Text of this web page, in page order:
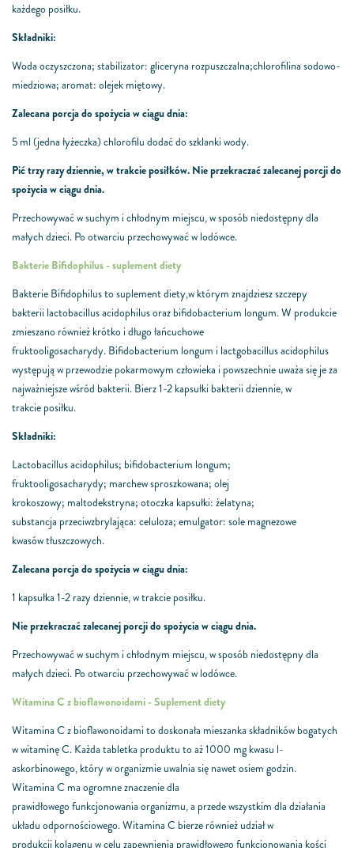
każdego posiłku.
Składniki:
Woda oczyszczona; stabilizator: gliceryna rozpuszczalna;chlorofilina sodowo-
miedziowa; aromat: olejek miętowy.
Zalecana porcja do spożycia w ciągu dnia:
5 ml (jedna łyżeczka) chlorofilu dodać do szklanki wody.
Pić trzy razy dziennie, w trakcie posiłków. Nie przekraczać zalecanej porcji do
spożycia w ciągu dnia.
Przechowywać w suchym i chłodnym miejscu, w sposób niedostępny dla
małych dzieci. Po otwarciu przechowywać w lodówce.
Bakterie Bifidophilus - suplement diety
Bakterie Bifidophilus to suplement diety,w którym znajdziesz szczepy
bakterii lactobacillus acidophilus oraz bifidobacterium longum. W produkcie
zmieszano również krótko i długo łańcuchowe
fruktooligosacharydy. Bifidobacterium longum i lactgobacillusacidophilus
występują w przewodzie pokarmowym człowieka i powszechnie uważa się je za
najważniejsze wśród bakterii. Bierz 1-2 kapsułki bakterii dziennie, w
trakcie posiłku.
Składniki:
Lactobacillus acidophilus; bifidobacterium longum;
fruktooligosacharydy; marchew sproszkowana; olej
krokoszowy; maltodekstryna; otoczka kapsułki: żelatyna;
substancja przeciwzbrylająca: celuloza; emulgator: sole magnezowe
kwasówtłuszczowych.
Zalecana porcja do spożycia w ciągu dnia:
1 kapsułka 1-2 razy dziennie, w trakcie posiłku.
Nie przekraczać zalecanej porcji do spożycia w ciągu dnia.
Przechowywać w suchym i chłodnym miejscu, w sposób niedostępny dla
małych dzieci. Po otwarciu przechowywać w lodówce.
Witamina C z bioflawonoidami - Suplement diety
Witamina C z bioflawonoidami to doskonała mieszanka składników bogatych
w witaminęC. Każda tabletka produktu to aż 1000 mg kwasu l-
askorbinowego, który w organizmie uwalnia się nawet osiem godzin.
Witamina C ma ogromne znaczenie dla
prawidłowego funkcjonowania organizmu, a przede wszystkim dla działania
układu odpornościowego.Witamina C bierze również udział w
produkcji kolagenu w celu zapewnienia prawidłowego funkcjonowania kości